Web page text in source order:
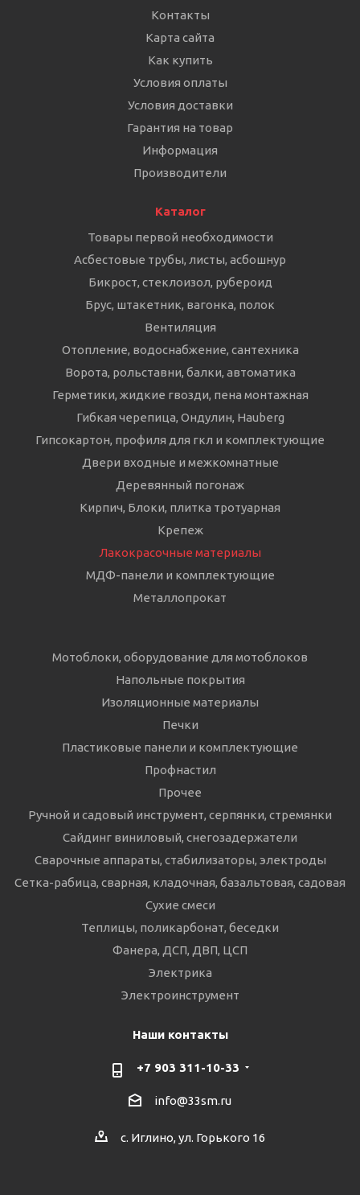
Контакты
Карта сайта
Как купить
Условия оплаты
Условия доставки
Гарантия на товар
Информация
Производители
Каталог
Товары первой необходимости
Асбестовые трубы, листы, асбошнур
Бикрост, стеклоизол, рубероид
Брус, штакетник, вагонка, полок
Вентиляция
Отопление, водоснабжение, сантехника
Ворота, рольставни, балки, автоматика
Герметики, жидкие гвозди, пена монтажная
Гибкая черепица, Ондулин, Hauberg
Гипсокартон, профиля для гкл и комплектующие
Двери входные и межкомнатные
Деревянный погонаж
Кирпич, Блоки, плитка тротуарная
Крепеж
Лакокрасочные материалы
МДФ-панели и комплектующие
Металлопрокат
Мотоблоки, оборудование для мотоблоков
Напольные покрытия
Изоляционные материалы
Печки
Пластиковые панели и комплектующие
Профнастил
Прочее
Ручной и садовый инструмент, серпянки, стремянки
Сайдинг виниловый, снегозадержатели
Сварочные аппараты, стабилизаторы, электроды
Сетка-рабица, сварная, кладочная, базальтовая, садовая
Сухие смеси
Теплицы, поликарбонат, беседки
Фанера, ДСП, ДВП, ЦСП
Электрика
Электроинструмент
Наши контакты
+7 903 311-10-33
info@33sm.ru
с. Иглино, ул. Горького 16